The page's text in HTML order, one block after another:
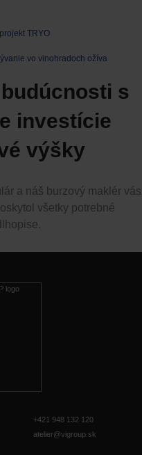
TRYO
vo vinohradoch ožíva
s
investície
výšky
a náš burzový maklér vás
všetky potrebné
+421 948 132 120
atelier@vigroup.sk